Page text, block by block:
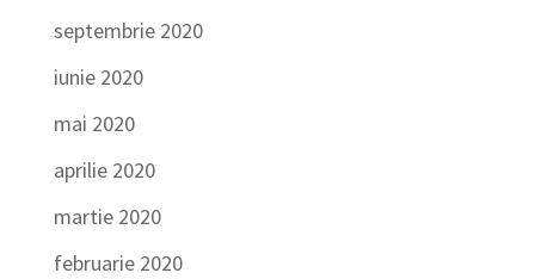
septembrie 2020
iunie 2020
mai 2020
aprilie 2020
martie 2020
februarie 2020